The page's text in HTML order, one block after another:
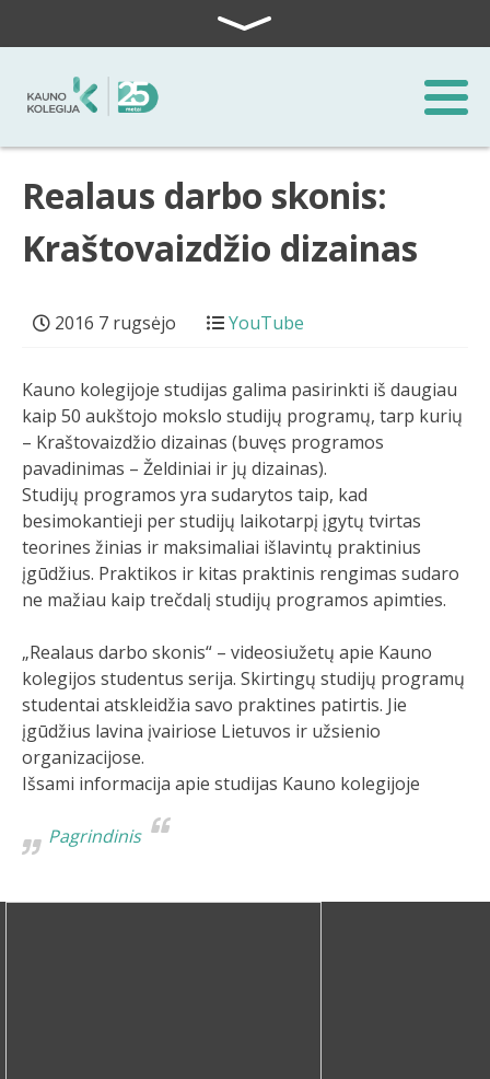
Realaus darbo skonis:
Kraštovaizdžio dizainas
2016 7 rugsėjo YouTube
Kauno kolegijoje studijas galima pasirinkti iš daugiau
kaip 50 aukštojo mokslo studijų programų, tarp kurių
– Kraštovaizdžio dizainas (buvęs programos
pavadinimas – Želdiniai ir jų dizainas).
Studijų programos yra sudarytos taip, kad
besimokantieji per studijų laikotarpį įgytų tvirtas
teorines žinias ir maksimaliai išlavintų praktinius
įgūdžius. Praktikos ir kitas praktinis rengimas sudaro
ne mažiau kaip trečdalį studijų programos apimties.
„Realaus darbo skonis“ – videosiužetų apie Kauno
kolegijos studentus serija. Skirtingų studijų programų
studentai atskleidžia savo praktines patirtis. Jie
įgūdžius lavina įvairiose Lietuvos ir užsienio
organizacijose.
Išsami informacija apie studijas Kauno kolegijoje
Pagrindinis